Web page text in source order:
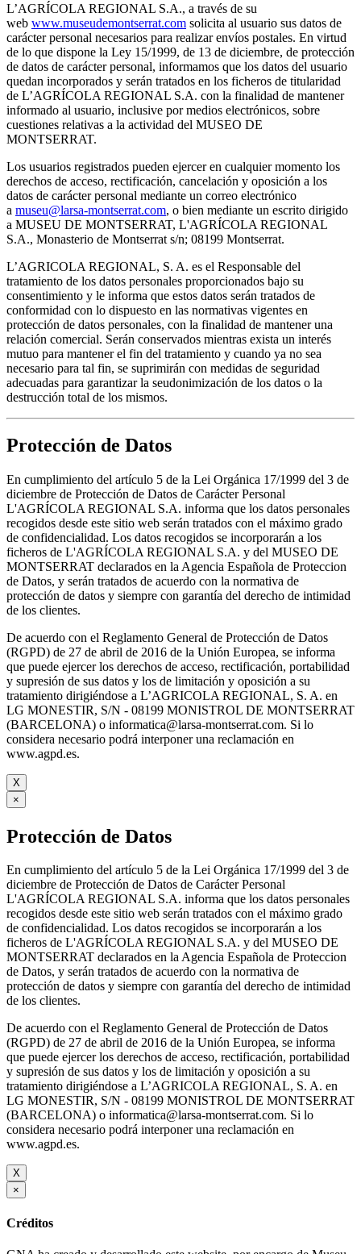
L’AGRÍCOLA REGIONAL S.A., a través de su
web www.museudemontserrat.com solicita al usuario sus datos de
carácter personal necesarios para realizar envíos postales. En virtud
de lo que dispone la Ley 15/1999, de 13 de diciembre, de protección
de datos de carácter personal, informamos que los datos del usuario
quedan incorporados y serán tratados en los ficheros de titularidad
de L’AGRÍCOLA REGIONAL S.A. con la finalidad de mantener
informado al usuario, inclusive por medios electrónicos, sobre
cuestiones relativas a la actividad del MUSEO DE
MONTSERRAT.
Los usuarios registrados pueden ejercer en cualquier momento los
derechos de acceso, rectificación, cancelación y oposición a los
datos de carácter personal mediante un correo electrónico
a museu@larsa-montserrat.com, o bien mediante un escrito dirigido
a MUSEU DE MONTSERRAT, L'AGRÍCOLA REGIONAL
S.A., Monasterio de Montserrat s/n; 08199 Montserrat.
L’AGRICOLA REGIONAL, S. A. es el Responsable del
tratamiento de los datos personales proporcionados bajo su
consentimiento y le informa que estos datos serán tratados de
conformidad con lo dispuesto en las normativas vigentes en
protección de datos personales, con la finalidad de mantener una
relación comercial. Serán conservados mientras exista un interés
mutuo para mantener el fin del tratamiento y cuando ya no sea
necesario para tal fin, se suprimirán con medidas de seguridad
adecuadas para garantizar la seudonimización de los datos o la
destrucción total de los mismos.
Protección de Datos
En cumplimiento del artículo 5 de la Lei Orgánica 17/1999 del 3 de
diciembre de Protección de Datos de Carácter Personal
L'AGRÍCOLA REGIONAL S.A. informa que los datos personales
recogidos desde este sitio web serán tratados con el máximo grado
de confidencialidad. Los datos recogidos se incorporarán a los
ficheros de L'AGRÍCOLA REGIONAL S.A. y del MUSEO DE
MONTSERRAT declarados en la Agencia Española de Proteccion
de Datos, y serán tratados de acuerdo con la normativa de
protección de datos y siempre con garantía del derecho de intimidad
de los clientes.
De acuerdo con el Reglamento General de Protección de Datos
(RGPD) de 27 de abril de 2016 de la Unión Europea, se informa
que puede ejercer los derechos de acceso, rectificación, portabilidad
y supresión de sus datos y los de limitación y oposición a su
tratamiento dirigiéndose a L’AGRICOLA REGIONAL, S. A. en
LG MONESTIR, S/N - 08199 MONISTROL DE MONTSERRAT
(BARCELONA) o informatica@larsa-montserrat.com. Si lo
considera necesario podrá interponer una reclamación en
www.agpd.es.
X
×
Protección de Datos
En cumplimiento del artículo 5 de la Lei Orgánica 17/1999 del 3 de
diciembre de Protección de Datos de Carácter Personal
L'AGRÍCOLA REGIONAL S.A. informa que los datos personales
recogidos desde este sitio web serán tratados con el máximo grado
de confidencialidad. Los datos recogidos se incorporarán a los
ficheros de L'AGRÍCOLA REGIONAL S.A. y del MUSEO DE
MONTSERRAT declarados en la Agencia Española de Proteccion
de Datos, y serán tratados de acuerdo con la normativa de
protección de datos y siempre con garantía del derecho de intimidad
de los clientes.
De acuerdo con el Reglamento General de Protección de Datos
(RGPD) de 27 de abril de 2016 de la Unión Europea, se informa
que puede ejercer los derechos de acceso, rectificación, portabilidad
y supresión de sus datos y los de limitación y oposición a su
tratamiento dirigiéndose a L’AGRICOLA REGIONAL, S. A. en
LG MONESTIR, S/N - 08199 MONISTROL DE MONTSERRAT
(BARCELONA) o informatica@larsa-montserrat.com. Si lo
considera necesario podrá interponer una reclamación en
www.agpd.es.
X
×
Créditos